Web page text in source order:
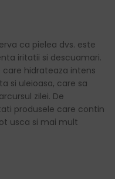
ca pielea dvs. este
iritatii si descuamari.
hidrateaza intens
si uleioasa, care sa
zilei. De
produsele care contin
usca si mai mult